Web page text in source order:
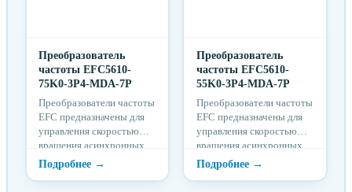
путем вращения
потенциометра на панели
управления или
автоматически от
внешних сигналов
управления.
путем вращения
потенциометра на панели
управления или
автоматически от
внешних сигналов
управления.
Преобразователь
частоты EFC5610-
75K0-3P4-MDA-7P
Преобразователи частоты
EFC предназначены для
управления скоростью
вращения асинхронных
электродвигателей
посредством изменения
Преобразователь
частоты EFC5610-
55K0-3P4-MDA-7P
Преобразователи частоты
EFC предназначены для
управления скоростью
вращения асинхронных
электродвигателей
посредством изменения